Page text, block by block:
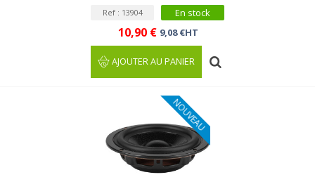
Ref : 13904 En stock
10,90 € 9,08 €HT
AJOUTER AU PANIER
NOUVEAU